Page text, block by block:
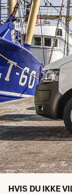
HVIS DU IKKE